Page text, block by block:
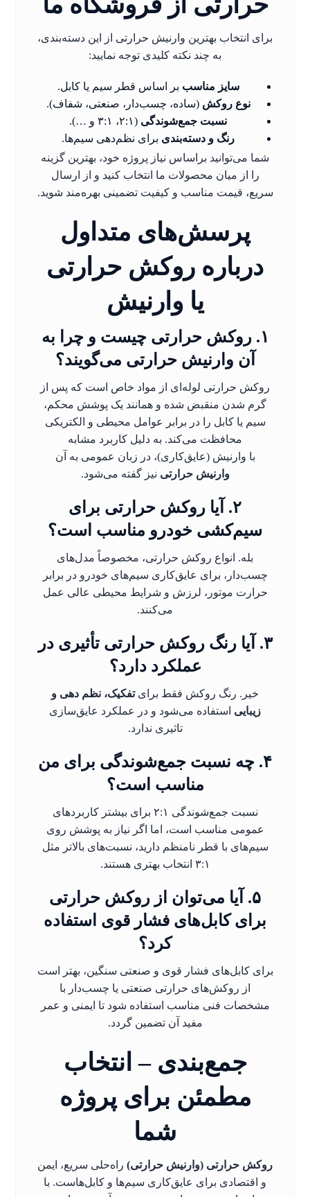
برای انتخاب بهترین وارنیش حرارتی از این دسته‌بندی،
به چند نکته کلیدی توجه نمایید:
سایز مناسب بر اساس قطر سیم یا کابل.
نوع روکش (ساده، چسب‌دار، صنعتی، شفاف).
نسبت جمع‌شوندگی (۲:۱، ۳:۱ و …).
رنگ و دسته‌بندی برای نظم‌دهی سیم‌ها.
شما می‌توانید براساس نیاز پروژه خود، بهترین گزینه
را از میان محصولات ما انتخاب کنید و از ارسال
سریع، قیمت مناسب و کیفیت تضمینی بهره‌مند شوید.
پرسش‌های متداول
درباره روکش حرارتی
یا وارنیش
۱. روکش حرارتی چیست و چرا به
آن وارنیش حرارتی می‌گویند؟
روکش حرارتی لوله‌ای از مواد خاص است که پس از
گرم شدن منقبض شده و همانند یک پوشش محکم،
سیم یا کابل را در برابر عوامل محیطی و الکتریکی
محافظت می‌کند. به دلیل کاربرد مشابه
با وارنیش (عایق‌کاری)، در زبان عمومی به آن
وارنیش حرارتی نیز گفته می‌شود.
۲. آیا روکش حرارتی برای
سیم‌کشی خودرو مناسب است؟
بله. انواع روکش حرارتی، مخصوصاً مدل‌های
چسب‌دار، برای عایق‌کاری سیم‌های خودرو در برابر
حرارت موتور، لرزش و شرایط محیطی عالی عمل
می‌کنند.
۳. آیا رنگ روکش حرارتی تأثیری در
عملکرد دارد؟
خیر. رنگ روکش فقط برایتفکیک، نظم دهی و
زیبایی استفاده می‌شود و در عملکرد عایق‌سازی
تاثیری ندارد.
۴. چه نسبت جمع‌شوندگی برای من
مناسب است؟
نسبت جمع‌شوندگی ۲:۱ برای بیشتر کاربردهای
عمومی مناسب است، اما اگر نیاز به پوشش روی
سیم‌های با قطر نامنظم دارید، نسبت‌های بالاتر مثل
۳:۱ انتخاب بهتری هستند.
۵. آیا می‌توان از روکش حرارتی
برای کابل‌های فشار قوی استفاده
کرد؟
برای کابل‌های فشار قوی و صنعتی سنگین، بهتر است
از روکش‌های حرارتی صنعتی یا چسب‌دار با
مشخصات فنی مناسب استفاده شود تا ایمنی و عمر
مفید آن تضمین گردد.
جمع‌بندی – انتخاب
مطمئن برای پروژه
شما
روکش حرارتی (وارنیش حرارتی) راه‌حلی سریع، ایمن
و اقتصادی برای عایق‌کاری سیم‌ها و کابل‌هاست. با